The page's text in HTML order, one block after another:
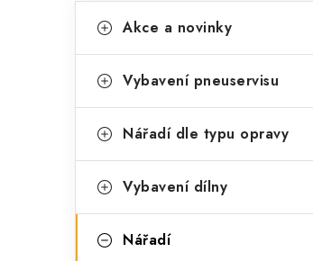
kategorie
a
e
o
i
Akce a novinky
Vybavení pneuservisu
Nářadí dle typu opravy
Vybavení dílny
Nářadí